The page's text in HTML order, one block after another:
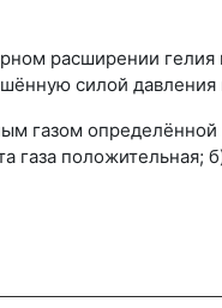
расширении гелия
силой
газом определённой
газа положительная;